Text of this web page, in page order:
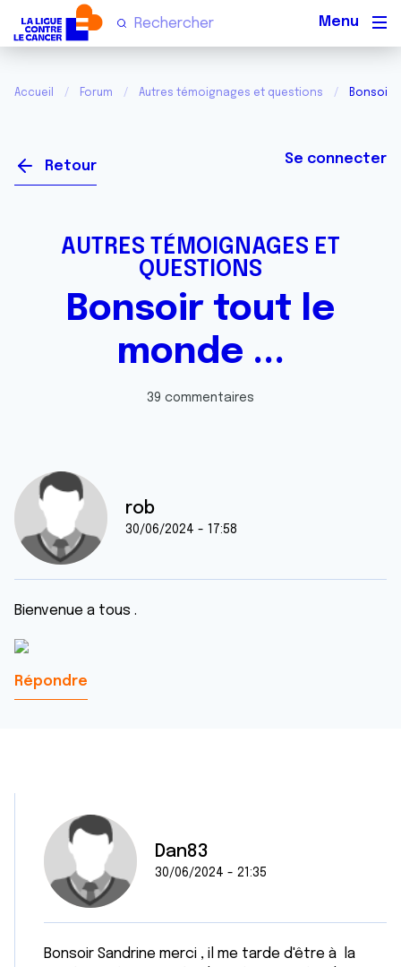
Accueil Forum Autres témoignages et questions Bonsoir
Retour Se connecter
AUTRES TÉMOIGNAGES ET
QUESTIONS
Bonsoir tout le
monde ...
39 commentaires
rob
30/06/2024 - 17:58
Bienvenue a tous .
Répondre
Dan83
30/06/2024 - 21:35
Bonsoir Sandrine merci , il me tarde d'être à la